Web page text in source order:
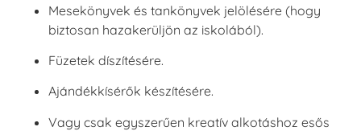
Mesekönyvek és tankönyvek jelölésére (hogy
biztosan hazakerüljön az iskolából).
Füzetek díszítésére.
Ajándékkísérők készítésére.
Vagy csak egyszerűen kreatív alkotáshoz esős